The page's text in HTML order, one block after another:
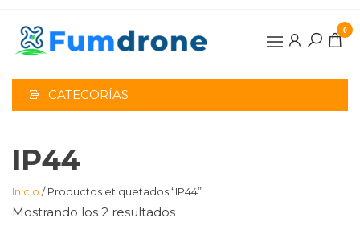
contenido
0
CATEGORÍAS
IP44
Inicio / Productos etiquetados “IP44”
Mostrando los 2 resultados